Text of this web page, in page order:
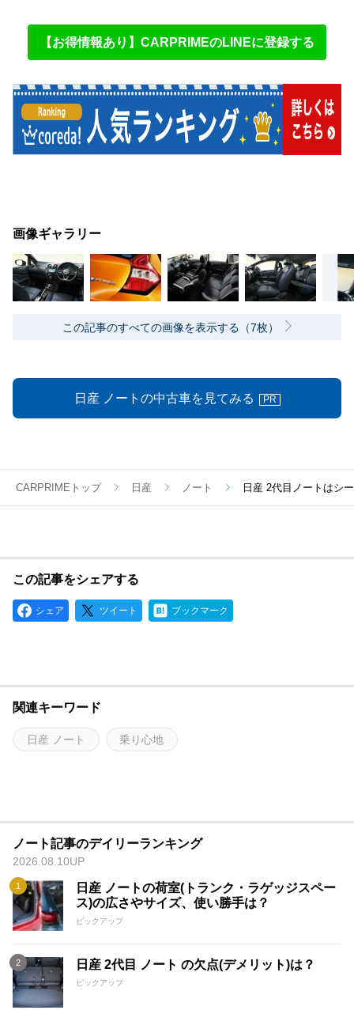
【お得情報あり】CARPRIMEのLINEに登録する
画像ギャラリー
この記事のすべての画像を表示する（7枚）
日産 ノートの中古車を見てみる PR
CARPRIMEトップ 日産 ノート 日産 2代目ノートはシ
この記事をシェアする
シェア ツイート ブックマーク
関連キーワード
日産 ノート 乗り心地
ノート記事のデイリーランキング
2026.08.10UP
日産 ノートの荷室(トランク・ラゲッジスペー
ス)の広さやサイズ、使い勝手は？
ピックアップ
日産 2代目 ノート の欠点(デメリット)は？
ピックアップ